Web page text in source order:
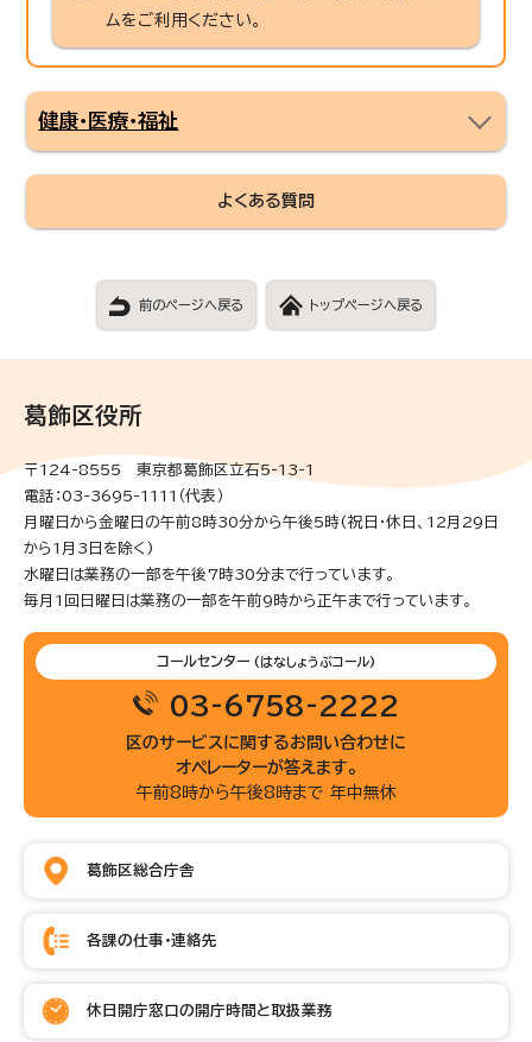
ムをご利用ください。
健康・医療・福祉
よくある質問
前のページへ戻る トップページへ戻る
葛飾区役所
〒124-8555 東京都葛飾区立石5-13-1
電話：03-3695-1111（代表）
月曜日から金曜日の午前8時30分から午後5時(祝日・休日、12月29日
から1月3日を除く)
水曜日は業務の一部を午後7時30分まで行っています。
毎月1回日曜日は業務の一部を午前9時から正午まで行っています。
コールセンター (はなしょうぶコール)
03-6758-2222
区のサービスに関するお問い合わせに
オペレーターが答えます。
午前8時から午後8時まで 年中無休
葛飾区総合庁舎
各課の仕事・連絡先
休日開庁窓口の開庁時間と取扱業務